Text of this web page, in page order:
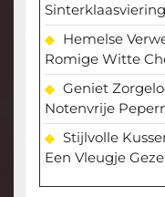
Sinterklaasviering
Hemelse
Romige Witte
Geniet
Notenvrije
Stijlvolle
Een Vleugje